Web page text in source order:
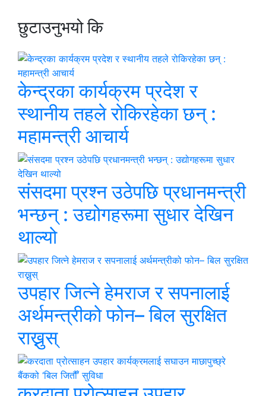
छुटाउनुभयो कि
केन्द्रका कार्यक्रम प्रदेश र
स्थानीय तहले रोकिरहेका छन् :
महामन्त्री आचार्य
संसदमा प्रश्न उठेपछि प्रधानमन्त्री
भन्छन् : उद्योगहरूमा सुधार देखिन
थाल्यो
उपहार जित्ने हेमराज र सपनालाई
अर्थमन्त्रीको फोन– बिल सुरक्षित
राख्नुस्